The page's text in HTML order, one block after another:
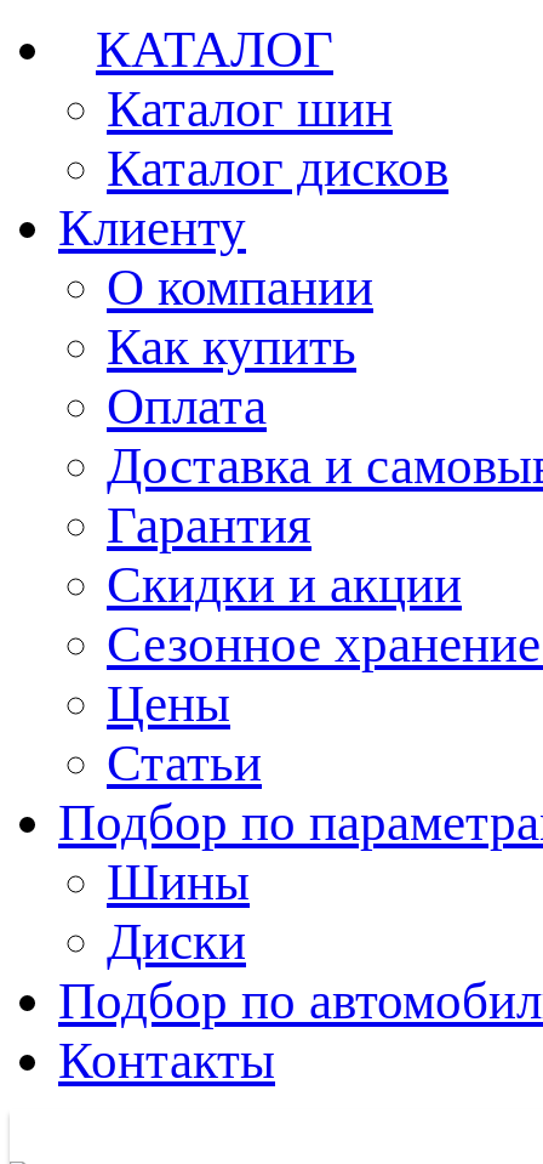
КАТАЛОГ
Каталог шин
Каталог дисков
Клиенту
О компании
Как купить
Оплата
Доставка и
Гарантия
Скидки и акции
Сезонное
Цены
Статьи
Подбор по
Шины
Диски
Подбор по
Контакты